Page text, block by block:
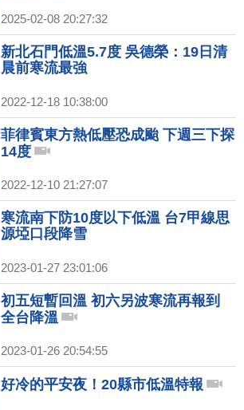
2025-02-08 20:27:32
新北石門低溫5.7度 吳德榮：19日清
晨前寒流最強
2022-12-18 10:38:00
菲律賓東方熱低壓恐成颱 下週三下探
14度
2022-12-10 21:27:07
寒流南下防10度以下低溫 台7甲線思
源埡口段降雪
2023-01-27 23:01:06
初五短暫回溫 初六另波寒流再報到
全台降溫
2023-01-26 20:54:55
好冷的平安夜！20縣市低溫特報